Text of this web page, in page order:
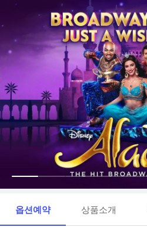
옵션예약 상품소개